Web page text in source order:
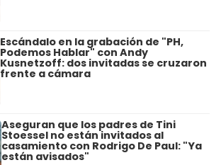
Escándalo en la grabación de "PH,
Podemos Hablar" con Andy
Kusnetzoff: dos invitadas se cruzaron
frente a cámara
Aseguran que los padres de Tini
Stoessel no están invitados al
casamiento con Rodrigo De Paul: "Ya
están avisados"